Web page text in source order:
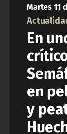
Martes 11
En
en
y